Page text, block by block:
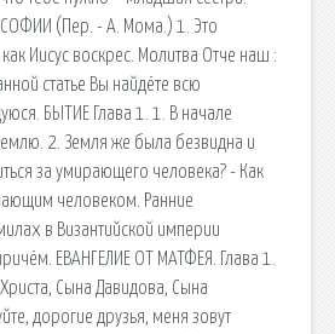
СОФИИ (Пер. - А. Мома.) 1. Это
Иисус воскрес. Молитва Отче наш :
статье Вы найдёте всю
БЫТИЕ Глава 1. 1. В начале
2. Земля же была безвидна и
за умирающего человека? - Как
человеком. Ранние
в Византийской империи
ЕВАНГЕЛИЕ ОТ МАТФЕЯ. Глава 1.
Сына Давидова, Сына
дорогие друзья, меня зовут